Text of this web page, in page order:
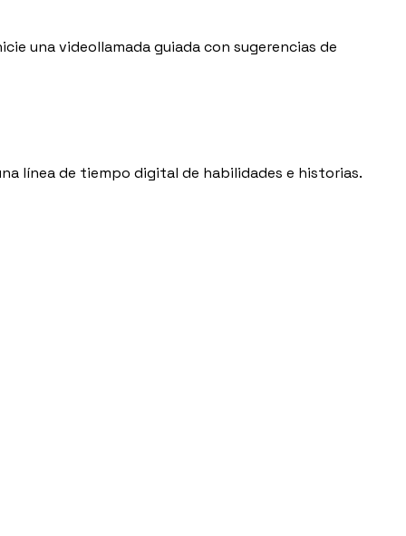
una videollamada guiada con sugerencias de
línea de tiempo digital de habilidades e historias.